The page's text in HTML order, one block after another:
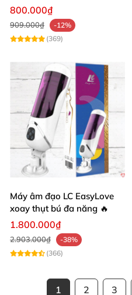
Pokemon siêu kích thích
800.000₫
909.000₫
-12%
(369)
Máy âm đạo LC EasyLove
xoay thụt bú đa năng 🔥
1.800.000₫
2.903.000₫
-38%
(366)
1 2 3